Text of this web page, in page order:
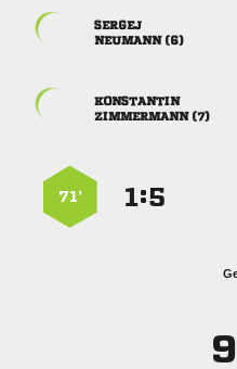

 

 
:
71’